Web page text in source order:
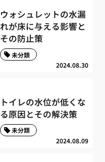
ウォシュレットの水漏
れが床に与える影響と
その防止策
2024.08.30
未分類
トイレの水位が低くな
る原因とその解決策
2024.08.09
未分類